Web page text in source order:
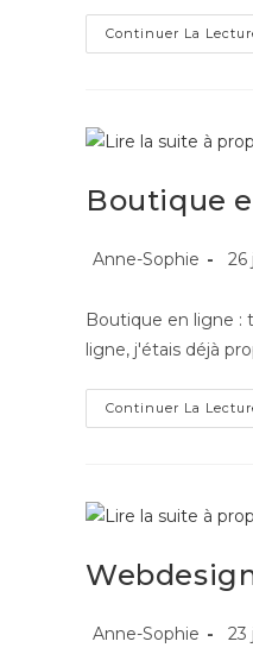
Continuer La
Boutique
Anne-Sophie 26
Boutique en ligne
ligne, j'étais déjà
Continuer La
Anne-Sophie 23